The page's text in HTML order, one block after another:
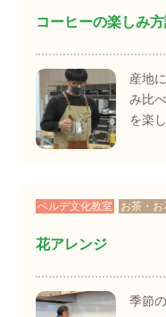
コーヒーの楽しみ
産地
み比
を楽
ベルデ文化教室 お茶・お
花アレンジ
季節